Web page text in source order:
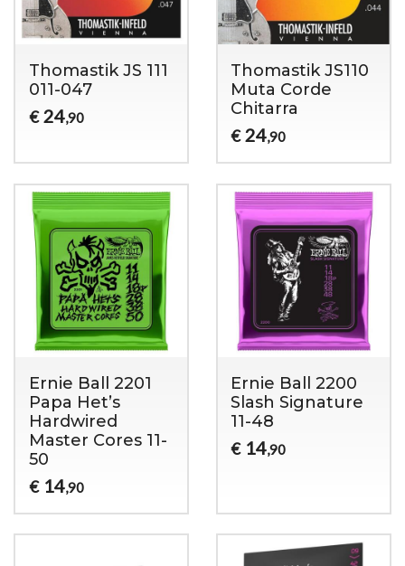
Thomastik JS 111
011-047
€ 24,90
Thomastik JS110
Muta Corde
Chitarra
€ 24,90
Ernie Ball 2201
Papa Het’s
Hardwired
Master Cores 11-
50
€ 14,90
Ernie Ball 2200
Slash Signature
11-48
€ 14,90